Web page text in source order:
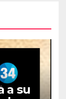
a su